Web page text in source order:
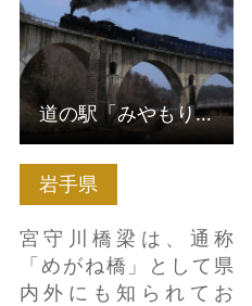
岩手県
宮守川橋梁は、通称
「めがね橋」として県
内外にも知られてお
道の駅「みやもり」とめがね橋